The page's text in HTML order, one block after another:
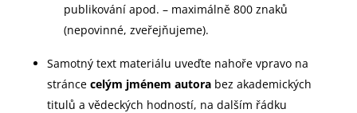
publikování apod. – maximálně 800 znaků
(nepovinné, zveřejňujeme).
Samotný text materiálu uveďte nahoře vpravo na
stránce celým jménem autorabez akademických
titulů a vědeckých hodností, na dalším řádku